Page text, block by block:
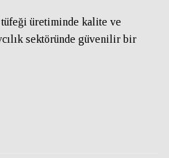
tüfeği üretiminde kalite ve
sektöründe güvenilir bir